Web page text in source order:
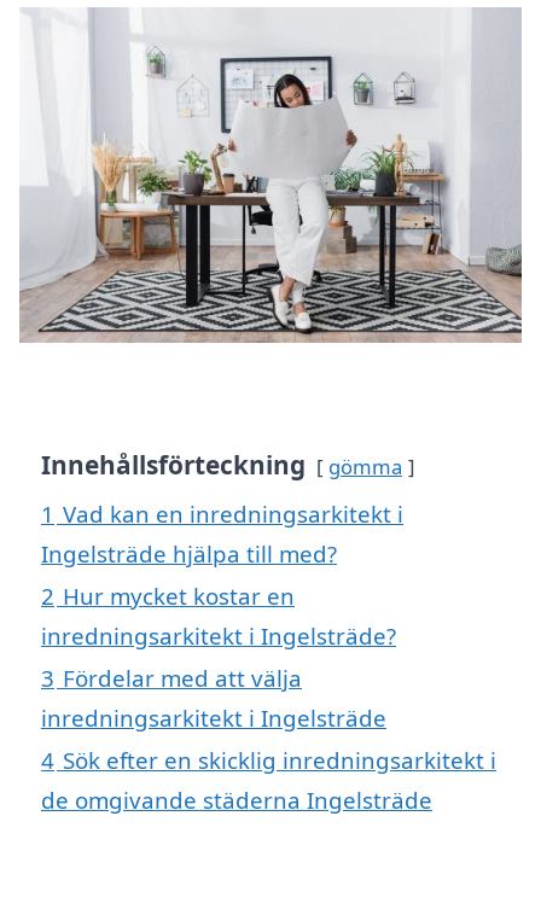
Innehållsförteckning gömma
1 Vad kan en inredningsarkitekt i
Ingelsträde hjälpa till med?
2 Hur mycket kostar en
inredningsarkitekt i Ingelsträde?
3 Fördelar med att välja
inredningsarkitekt i Ingelsträde
4 Sök efter en skicklig inredningsarkitekt i
de omgivande städerna Ingelsträde